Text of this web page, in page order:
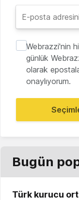
Webrazzi'nin
günlük
olarak
onaylıyorum.
Bugün
Türk kurucu